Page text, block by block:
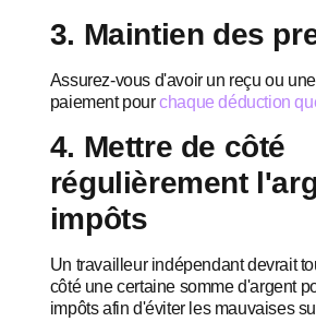
3. Maintien des
Assurez-vous d'avoir un reçu ou
paiement pourchaque déduction
4. Mettre de côté
régulièrement
impôts
Un travailleur indépendant devrait
côté une certaine somme d'argent
impôts afin d'éviter les mauvaises